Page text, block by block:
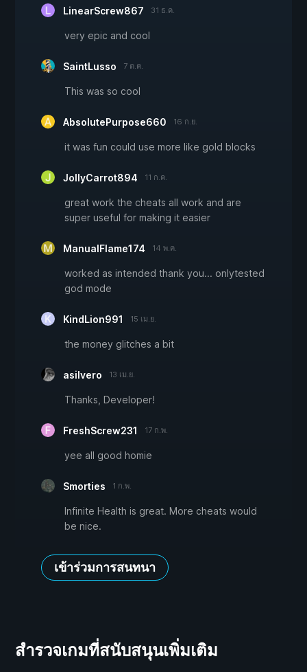
LinearScrew867 31 ธ.ค.
very epic and cool
SaintLusso 7 ต.ค.
This was so cool
AbsolutePurpose660 16 ก.ย.
it was fun could use more like gold blocks
JollyCarrot894 11 ก.ค.
great work the cheats all work and are
super useful for making it easier
ManualFlame174 14 พ.ค.
worked as intended thank you... onlytested
god mode
KindLion991 15 เม.ย.
the money glitches a bit
asilvero 13 เม.ย.
Thanks, Developer!
FreshScrew231 17 ก.พ.
yee all good homie
Smorties 1 ก.พ.
Infinite Health is great. More cheats would
be nice.
เข้าร่วมการสนทนา
สำรวจเกมที่สนับสนุนเพิ่มเติม